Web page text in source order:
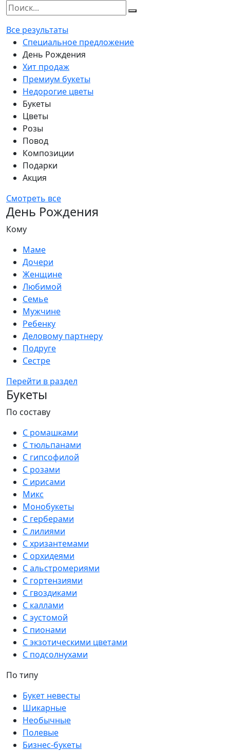
Все результаты
Специальное предложение
День Рождения
Хит продаж
Премиум букеты
Недорогие цветы
Букеты
Цветы
Розы
Повод
Композиции
Подарки
Акция
Смотреть все
День Рождения
Кому
Маме
Дочери
Женщине
Любимой
Семье
Мужчине
Ребенку
Деловому партнеру
Подруге
Сестре
Перейти в раздел
Букеты
По составу
С ромашками
С тюльпанами
С гипсофилой
С розами
С ирисами
Микс
Монобукеты
С герберами
С лилиями
С хризантемами
С орхидеями
С альстромериями
С гортензиями
С гвоздиками
С каллами
С эустомой
С пионами
С экзотическими цветами
С подсолнухами
По типу
Букет невесты
Шикарные
Необычные
Полевые
Бизнес-букеты